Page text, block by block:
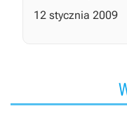
12 stycznia 2009